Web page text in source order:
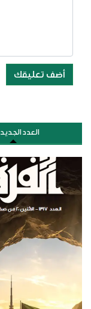
أضف تعليقك
العدد الجديد